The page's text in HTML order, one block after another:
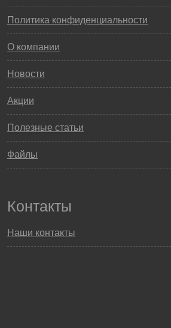
Политика конфиденциальности
О компании
Новости
Акции
Полезные статьи
Файлы
Контакты
Наши контакты